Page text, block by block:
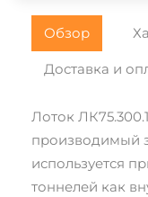
Объем, м.куб.
Обзор
Доставка и
Лоток
производимый
используется
тоннелей как